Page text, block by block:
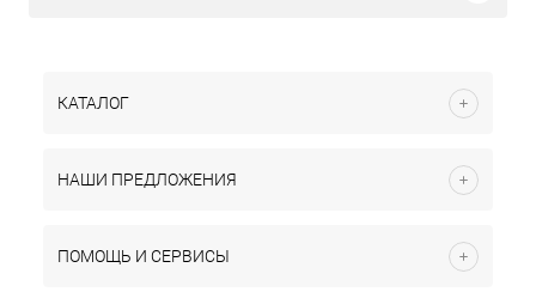
КАТАЛОГ
НАШИ ПРЕДЛОЖЕНИЯ
ПОМОЩЬ И СЕРВИСЫ